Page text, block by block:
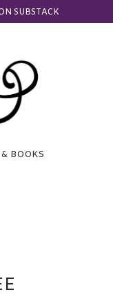
SUBSTACK
BOOKS